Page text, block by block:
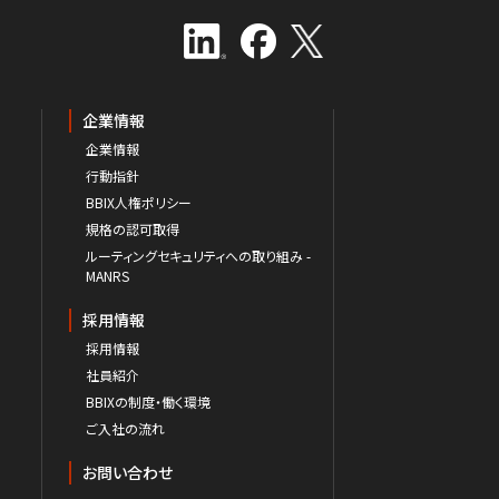
企業情報
企業情報
行動指針
BBIX人権ポリシー
規格の認可取得
ルーティングセキュリティへの取り組み -
MANRS
採用情報
採用情報
社員紹介
BBIXの制度・働く環境
ご入社の流れ
お問い合わせ